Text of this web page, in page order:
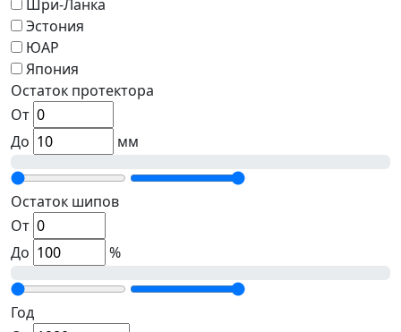
Шри-Ланка
Эстония
ЮАР
Япония
Остаток протектора
От
До
мм
Остаток шипов
От
До
%
Год